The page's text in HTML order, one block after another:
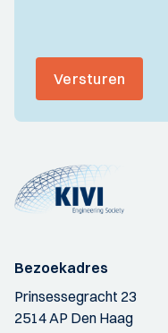
Versturen
Bezoekadres
Prinsessegracht 23
2514 AP Den Haag